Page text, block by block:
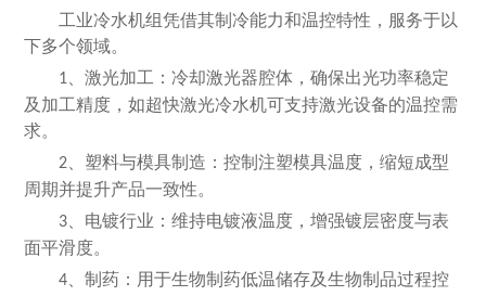
工业冷水机组凭借其制冷能力和温控特性，服务于以
下多个领域。
1 、激光加工：冷却激光器腔体，确保出光功率稳定
及加工精度，如超快激光冷水机可支持激光设备的温控需
求。
2 、塑料与模具制造：控制注塑模具温度，缩短成型
周期并提升产品一致性。
3 、电镀行业：维持电镀液温度，增强镀层密度与表
面平滑度。
4 、制药：用于生物制药低温储存及生物制品过程控